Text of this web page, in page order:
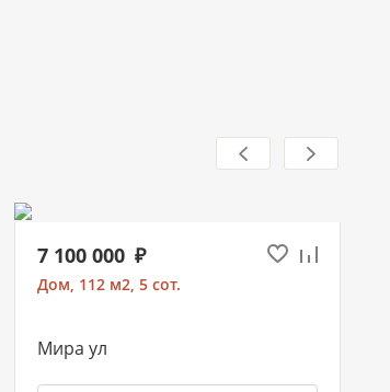
7 100 000
Дом, 112 м2, 5 сот.
Мира ул